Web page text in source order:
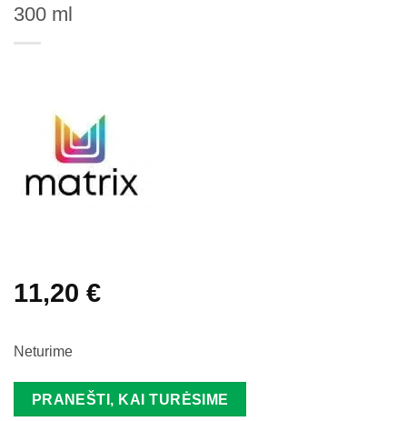
300 ml
11,20 €
Neturime
PRANEŠTI, KAI TURĖSIME